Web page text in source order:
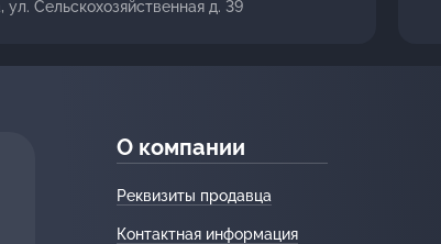
ул. Сельскохозяйственная д. 39
О компании
Реквизиты продавца
Контактная информация